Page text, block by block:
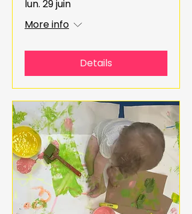
lun. 29 juin
More info
Details